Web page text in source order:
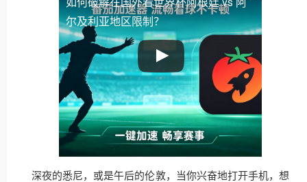
尔及利亚地区限制？
深夜的悉尼，或是午后的伦敦，当你兴奋地打开手机，想